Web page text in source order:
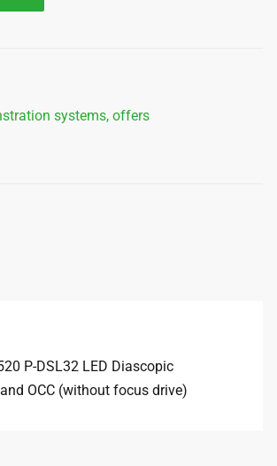
systems, offers
P-DSL32 LED Diascopic
OCC (without focus drive)